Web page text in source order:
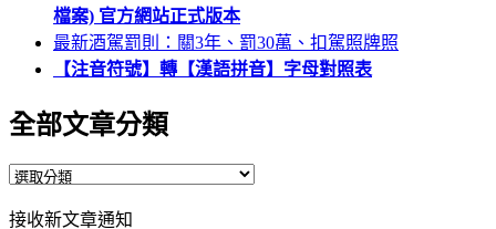
檔案) 官方網站正式版本
最新酒駕罰則：關3年、罰30萬、扣駕照牌照
【注音符號】轉【漢語拼音】字母對照表
全部文章分類
全
接收新文章通知